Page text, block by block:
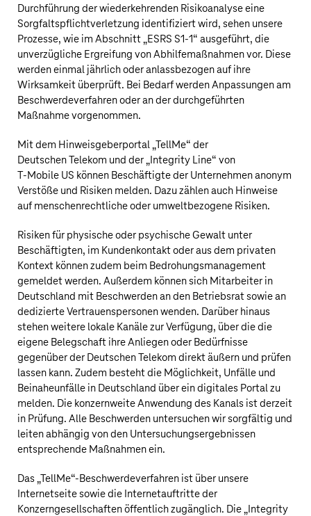
Durchführung der wiederkehrenden Risikoanalyse eine
Sorgfaltspflichtverletzung identifiziert wird, sehen unsere
Prozesse, wie im Abschnitt „ESRS S1‑1“ ausgeführt, die
unverzügliche Ergreifung von Abhilfemaßnahmen vor. Diese
werden einmal jährlich oder anlassbezogen auf ihre
Wirksamkeit überprüft. Bei Bedarf werden Anpassungen am
Beschwerdeverfahren oder an der durchgeführten
Maßnahme vorgenommen.
Mit dem Hinweisgeberportal „TellMe“ der
Deutschen Telekom und der „Integrity Line“ von
T‑Mobile US können Beschäftigte der Unternehmen anonym
Verstöße und Risiken melden. Dazu zählen auch Hinweise
auf menschenrechtliche oder umweltbezogene Risiken.
Risiken für physische oder psychische Gewalt unter
Beschäftigten, im Kundenkontakt oder aus dem privaten
Kontext können zudem beim Bedrohungsmanagement
gemeldet werden. Außerdem können sich Mitarbeiter in
Deutschland mit Beschwerden an den Betriebsrat sowie an
dedizierte Vertrauenspersonen wenden. Darüber hinaus
stehen weitere lokale Kanäle zur Verfügung, über die die
eigene Belegschaft ihre Anliegen oder Bedürfnisse
gegenüber der Deutschen Telekom direkt äußern und prüfen
lassen kann. Zudem besteht die Möglichkeit, Unfälle und
Beinaheunfälle in Deutschland über ein digitales Portal zu
melden. Die konzernweite Anwendung des Kanals ist derzeit
in Prüfung. Alle Beschwerden untersuchen wir sorgfältig und
leiten abhängig von den Untersuchungsergebnissen
entsprechende Maßnahmen ein.
Das „TellMe“-Beschwerdeverfahren ist über unsere
Internetseite sowie die Internetauftritte der
Konzerngesellschaften öffentlich zugänglich. Die „Integrity